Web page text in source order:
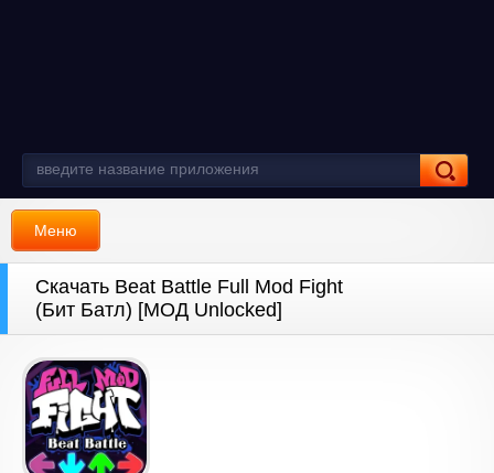
Меню
Скачать Beat Battle Full Mod Fight
(Бит Батл) [МОД Unlocked]